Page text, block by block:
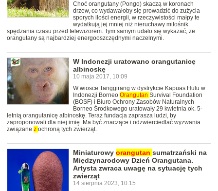
Choć orangutany (Pongo) skaczą w koronach
drzew, co wydawałoby się prowadzić do zużycia
sporych ilości energii, w rzeczywistości małpy te
wydatkują jej mniej niż nieruchawy miłośnik
spędzania czasu przed telewizorem. Tym samym udało się wykazać, że
orangutany są najbardziej energooszczędnymi naczelnymi.
W Indonezji uratowano orangutanicę
albinoskę
10 maja 2017, 10:09
W wiosce Tanggirang w dystrykcie Kapuas Hulu w
Indonezji Borneo Orangutan Survival Foundation
(BOSF) i Biuro Ochrony Zasobów Naturalnych
Borneo Środkowego uratowały 29 kwietnia ok. 5-
letnią orangutanicę albinoskę. Teraz fundacja zaprasza ludzi, by
zaproponowali dla niej imię. Ma być znaczące i odzwierciedlać wyzwania
związane z ochroną tych zwierząt.
Miniaturowy orangutan sumatrzański na
Międzynarodowy Dzień Orangutana.
Artysta zwraca uwagę na sytuację tych
zwierząt
14 sierpnia 2023, 10:15